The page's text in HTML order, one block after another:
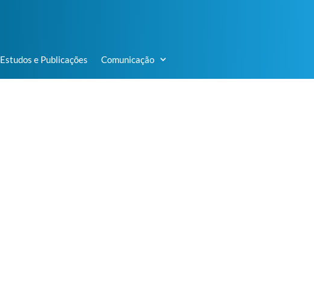
Estudos e Publicações Comunicação